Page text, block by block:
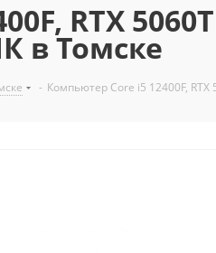
RTX
в Томске
- Компьютер Core i5 12400F, RTX